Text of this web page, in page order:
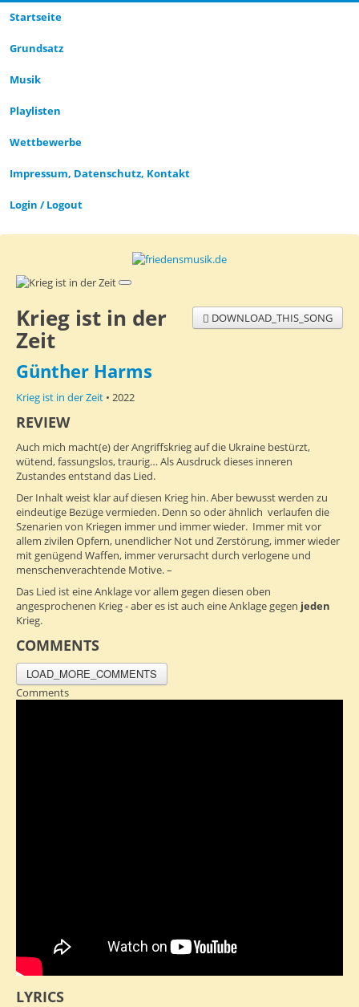
Startseite
Grund­satz­
Musik
Playlisten
Wettbewerbe
Impressum, Datenschutz, Kontakt
Login / Logout
DOWNLOAD_THIS_SONG
Krieg ist in der
Zeit
Günther Harms
Krieg ist in der Zeit • 2022
REVIEW
Auch mich macht(e) der Angriffskrieg auf die Ukraine bestürzt,
wütend, fassungslos, traurig… Als Ausdruck dieses inneren
Zustandes entstand das Lied.
Der Inhalt weist klar auf diesen Krieg hin. Aber bewusst werden zu
eindeutige Bezüge vermieden. Denn so oder ähnlich verlaufen die
Szenarien von Kriegen immer und immer wieder. Immer mit vor
allem zivilen Opfern, unendlicher Not und Zerstörung, immer wieder
mit genügend Waffen, immer verursacht durch verlogene und
menschenverachtende Motive. –
Das Lied ist eine Anklage vor allem gegen diesen oben
angesprochenen Krieg - aber es ist auch eine Anklage gegen jeden
Krieg.
COMMENTS
LOAD_MORE_COMMENTS
Comments
LYRICS